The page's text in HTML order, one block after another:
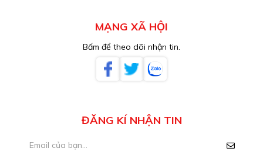
MẠNG XÃ HỘI
Bấm để theo dõi nhận tin.
ĐĂNG KÍ NHẬN TIN